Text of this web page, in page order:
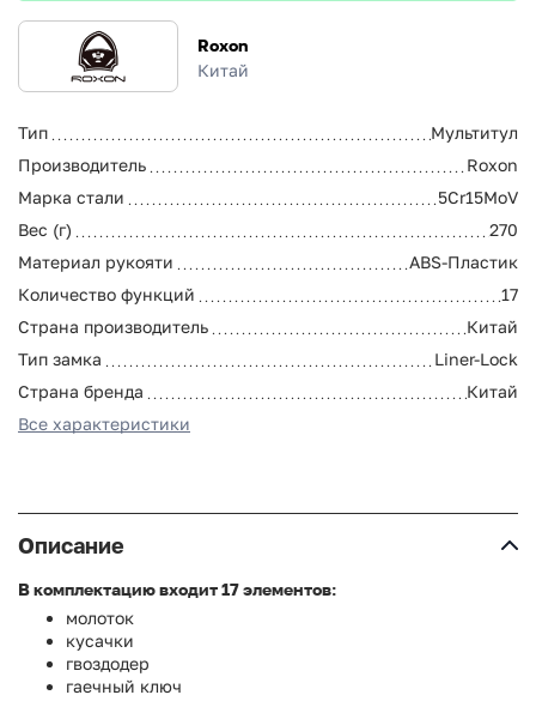
Roxon
Китай
Тип
Мультитул
Производитель
Roxon
Марка стали
5Cr15MoV
Вес (г)
270
Материал рукояти
ABS-Пластик
Количество функций
17
Страна производитель
Китай
Тип замка
Liner-Lock
Страна бренда
Китай
Все характеристики
Описание
В комплектацию входит 17 элементов:
молоток
кусачки
гвоздодер
гаечный ключ